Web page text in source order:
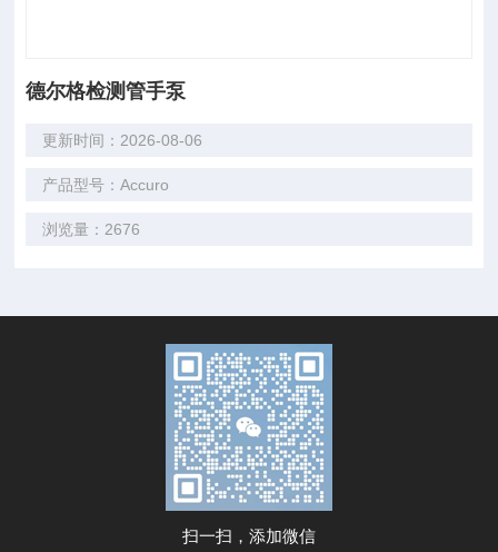
德尔格检测管手泵
更新时间：2026-08-06
产品型号：Accuro
浏览量：2676
扫一扫，添加微信